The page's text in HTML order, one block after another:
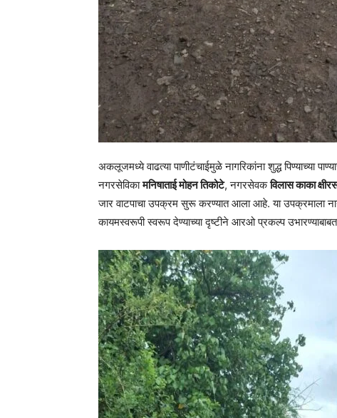
अकलूजमध्ये वाढत्या पाणीटंचाईमुळे नागरिकांना शुद्ध पिण्याच्या
नगरसेविकामनिषाताई मोहन तिकोटे, नगरसेवकविलास काका
जार वाटपाचा उपक्रम सुरू करण्यात आला आहे. या उपक्रमाला
कायमस्वरूपी स्वरूप देण्याच्या दृष्टीने आरओ प्रकल्प